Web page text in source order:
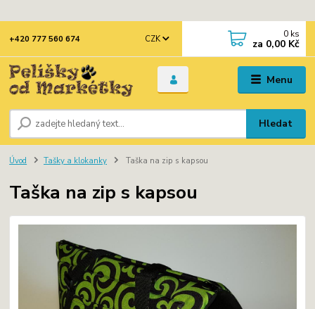
Menu
CZK
Hledat
+420 777 560 674 0 ks
za 0,00 Kč
Úvod Tašky a klokanky Taška na zip s kapsou
Taška na zip s kapsou